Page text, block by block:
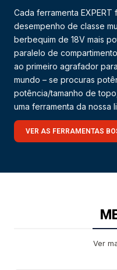
Cada ferramenta
desempenho de classe
berbequim de 18V mais
paralelo de
ao primeiro agrafador
mundo – se procuras
potência/tamanho de
uma ferramenta da nossa
VER AS FERRAMENTAS
Ver